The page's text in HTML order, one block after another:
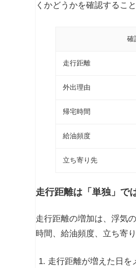
くかどうかを確認するこ
確
走行距離
外出理由
帰宅時間
給油頻度
立ち寄り先
走行距離は「単独」で
走行距離の増加は、浮気
時間、給油頻度、立ち寄
走行距離が増えた日を